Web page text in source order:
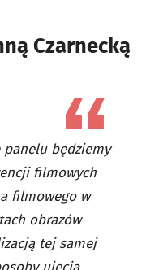
Czarnecką
panelu będziemy
filmowych
filmowego w
obrazów
tej samej